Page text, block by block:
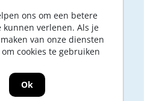
18
0129-18
oflog in
ons om een betere
kunnen verlenen. Als je
van onze diensten
cookies te gebruiken
Ok